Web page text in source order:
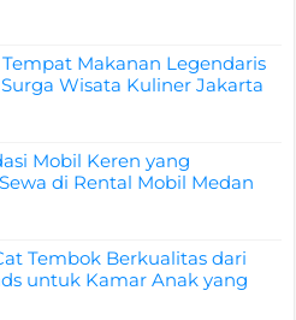
Makanan Legendaris
Wisata Kuliner Jakarta
Mobil Keren yang
di Rental Mobil Medan
Tembok Berkualitas dari
untuk Kamar Anak yang